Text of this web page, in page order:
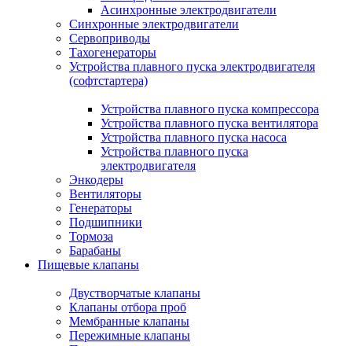
Асинхронные электродвигатели
Синхронные электродвигатели
Сервоприводы
Тахогенераторы
Устройства плавного пуска электродвигателя
(софтстартера)
Устройства плавного пуска компрессора
Устройства плавного пуска вентилятора
Устройства плавного пуска насоса
Устройства плавного пуска
электродвигателя
Энкодеры
Вентиляторы
Генераторы
Подшипники
Тормоза
Барабаны
Пищевые клапаны
Двустворчатые клапаны
Клапаны отбора проб
Мембранные клапаны
Пережимные клапаны